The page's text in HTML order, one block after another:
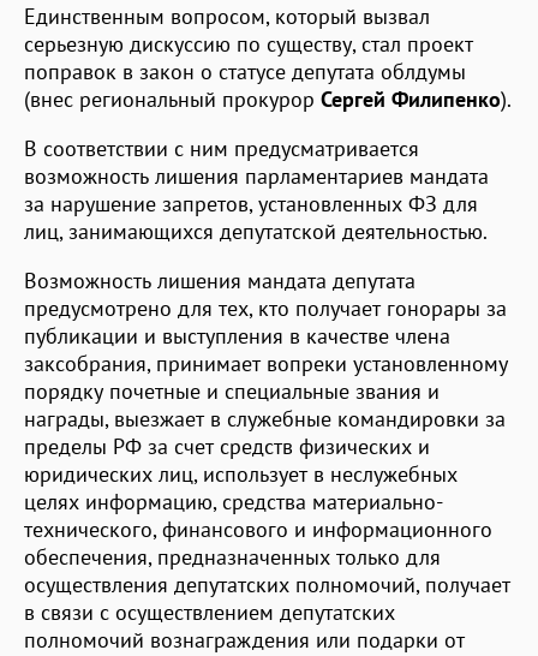
Единственным вопросом, который вызвал
серьезную дискуссию по существу, стал проект
поправок в закон о статусе депутата облдумы
(внес региональный прокурор Сергей Филипенко).
В соответствии с ним предусматривается
возможность лишения парламентариев мандата
за нарушение запретов, установленных ФЗ для
лиц, занимающихся депутатской деятельностью.
Возможность лишения мандата депутата
предусмотрено для тех, кто получает гонорары за
публикации и выступления в качестве члена
заксобрания, принимает вопреки установленному
порядку почетные и специальные звания и
награды, выезжает в служебные командировки за
пределы РФ за счет средств физических и
юридических лиц, использует в неслужебных
целях информацию, средства материально-
технического, финансового и информационного
обеспечения, предназначенных только для
осуществления депутатских полномочий, получает
в связи с осуществлением депутатских
полномочий вознаграждения или подарки от